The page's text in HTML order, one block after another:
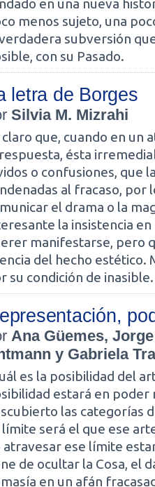
en una nueva
menos sujeto, una
subversión
con su Pasado.
letra de Borges
Silvia M. Mizrahi
claro que, cuando en un
ésta
o confusiones, que
al fracaso, por
el drama o la
la insistencia
manifestarse, pero
del hecho estético.
su condición de inasible.
Ana Güemes,
y Gabriela
es la posibilidad del
estará en
las categorías
límite será el que ese
atravesar ese límite
de ocultar la Cosa, el
en un afán